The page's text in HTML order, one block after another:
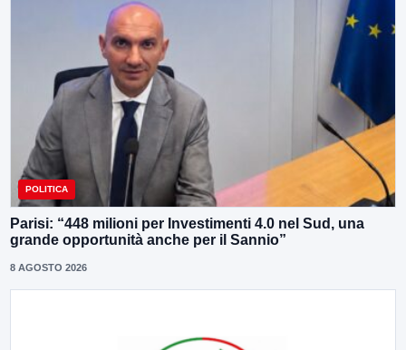
POLITICA
Parisi: “448 milioni per Investimenti 4.0 nel Sud, una
grande opportunità anche per il Sannio”
8 AGOSTO 2026